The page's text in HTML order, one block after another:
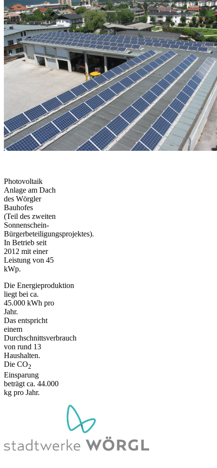
Photovoltaik
Anlage am Dach
des Wörgler
Bauhofes
(Teil des zweiten
Sonnenschein-
Bürgerbeteiligungsprojektes).
In Betrieb seit
2012 mit einer
Leistung von 45
kWp.
Die Energieproduktion
liegt bei ca.
45.000 kWh pro
Jahr.
Das entspricht
einem
Durchschnittsverbrauch
von rund 13
Haushalten.
Die CO2
Einsparung
beträgt ca. 44.000
kg pro Jahr.